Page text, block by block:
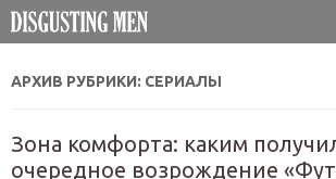
АРХИВ РУБРИКИ: СЕРИАЛЫ
Зона комфорта: каким
очередное возрождение